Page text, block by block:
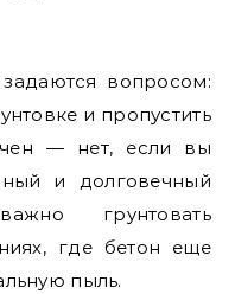
вопросом:
и пропустить
— нет, если вы
и долговечный
грунтовать
где бетон еще
пыль.